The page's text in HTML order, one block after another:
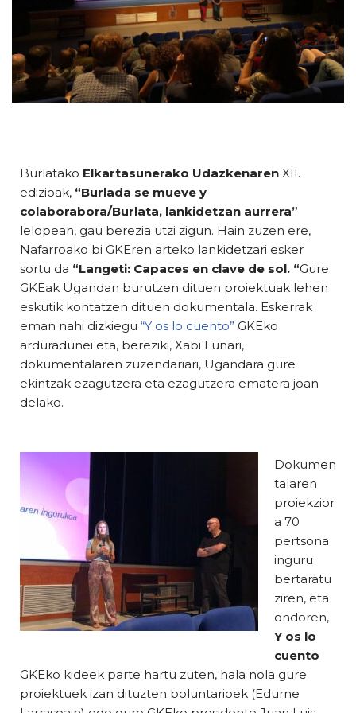
Burlatako Elkartasunerako Udazkenaren XII.
edizioak, “Burlada se mueve y
colaborabora/Burlata, lankidetzan aurrera”
lelopean, gau berezia utzi zigun. Hain zuzen ere,
Nafarroako bi GKEren arteko lankidetzari esker
sortu da “Langeti: Capaces en clave de sol. “Gure
GKEak Ugandan burutzen dituen proiektuak lehen
eskutik kontatzen dituen dokumentala. Eskerrak
eman nahi dizkiegu “Y os lo cuento” GKEko
arduradunei eta, bereziki, Xabi Lunari,
dokumentalaren zuzendariari, Ugandara gure
ekintzak ezagutzera eta ezagutzera ematera joan
delako.
Dokumen
talaren
proiekzior
a 70
pertsona
inguru
bertaratu
ziren, eta
ondoren,
Y os lo
cuento
GKEko kideek parte hartu zuten, hala nola gure
proiektuek izan dituzten boluntarioek (Edurne